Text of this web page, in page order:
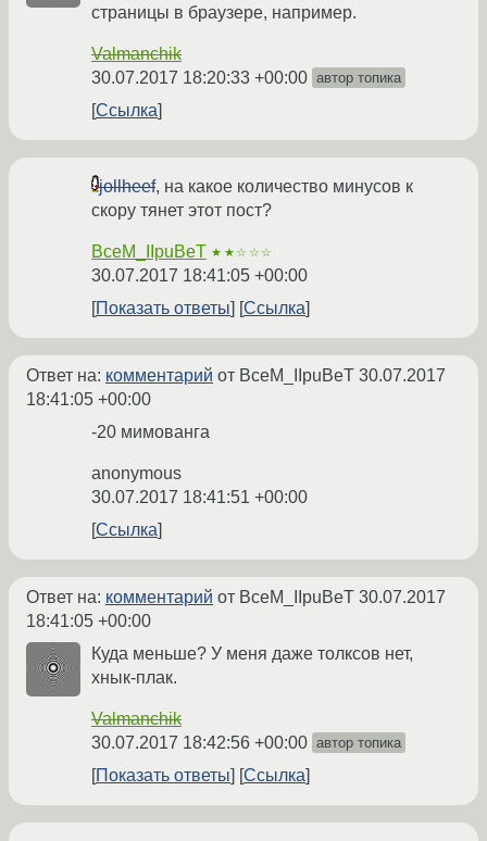
страницы в браузере, например.
Valmanchik
30.07.2017 18:20:33 +00:00 автор топика
Ссылка
jollheef, на какое количество минусов к
скору тянет этот пост?
BceM_IIpuBeT ★★☆☆☆
30.07.2017 18:41:05 +00:00
Показать ответы
Ссылка
Ответ на: комментарий от BceM_IIpuBeT 30.07.2017
18:41:05 +00:00
-20 мимованга
anonymous
30.07.2017 18:41:51 +00:00
Ссылка
Ответ на: комментарий от BceM_IIpuBeT 30.07.2017
18:41:05 +00:00
Куда меньше? У меня даже толксов нет,
хнык-плак.
Valmanchik
30.07.2017 18:42:56 +00:00 автор топика
Показать ответы Ссылка